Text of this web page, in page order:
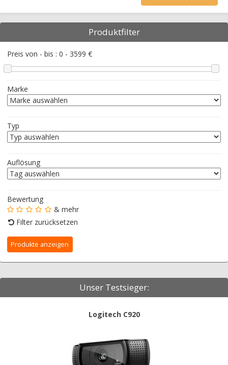
Produktfilter
Preis von - bis : 0 - 3599 €
Marke
Typ
Auflösung
Bewertung
& mehr
Filter zurücksetzen
Unser Testsieger:
Logitech C920